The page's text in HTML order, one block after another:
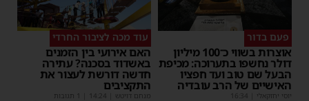
פעם בדור
אוצרות בשווי כ־100 מיליון
דולר נחשפו בתערוכה: מכיפת
הבעל שם טוב ועד חפציו
האישיים של הרב עובדיה
יוסי יחזקאלי 16:34
עוד מכה לציבור החרדי
האם אירועי בין הזמנים
באשדוד בסכנה? עתירה
חדשה דורשת לעצור את
התקציבים
מנחם דויטש